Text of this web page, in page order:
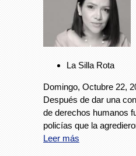
La Silla Rota
Domingo, Octubre 22,
Después de dar una
de derechos humanos
policías que la
Leer más